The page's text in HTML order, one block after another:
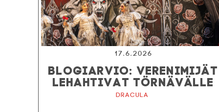
17.6.2026
BLOGIARVIO: VERENIMIJÄT
LEHAHTIVAT TÖRNÄVÄLLE
Dracula